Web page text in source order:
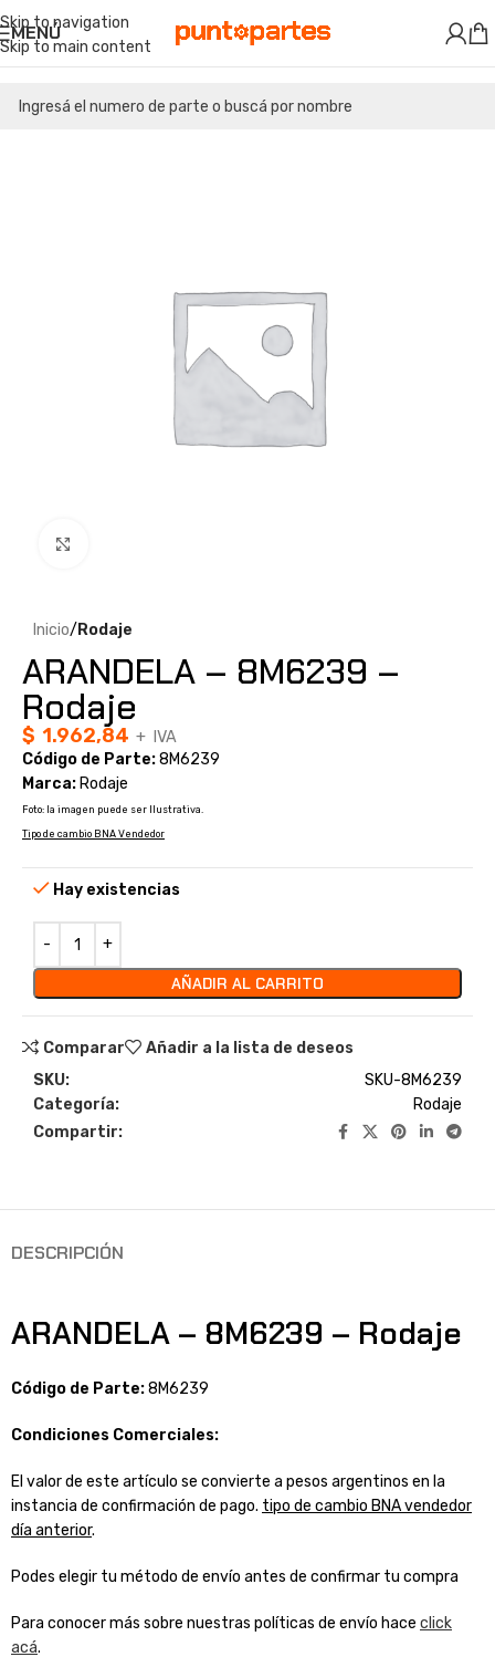
Skip to navigation
Skip to main content
MENÚ
Inicio Rodaje
ARANDELA – 8M6239 –
Rodaje
$ 1.962,84 + IVA
Código de Parte:8M6239
Marca: Rodaje
Foto: la imagen puede ser Ilustrativa.
Tipo de cambio BNA Vendedor
Hay existencias
AÑADIR AL CARRITO
Comparar
Añadir a la lista de deseos
SKU:
SKU-8M6239
Categoría:
Rodaje
Compartir:
DESCRIPCIÓN
ARANDELA – 8M6239 – Rodaje
Código de Parte:8M6239
Condiciones Comerciales:
El valor de este artículo se convierte a pesos argentinos en la
instancia de confirmación de pago. tipo de cambio BNA vendedor
día anterior.
Podes elegir tu método de envío antes de confirmar tu compra
Para conocer más sobre nuestras políticas de envío hace click
acá.